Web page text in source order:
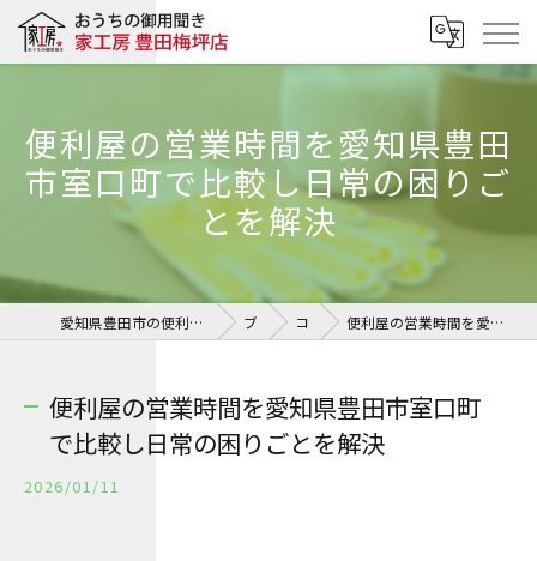
便利屋の営業時間を愛知県豊田
市室口町で比較し日常の困りご
とを解決
愛知県豊田市の便利屋ならおうちの御用聞き 家工房 豊田梅坪店 ブログ コラム 便利屋の営業時間を愛知県豊田市室口町で比較し日常の困りごとを解決
便利屋の営業時間を愛知県豊田市室口町
で比較し日常の困りごとを解決
2026/01/11